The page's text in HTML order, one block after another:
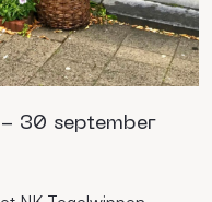
30 september